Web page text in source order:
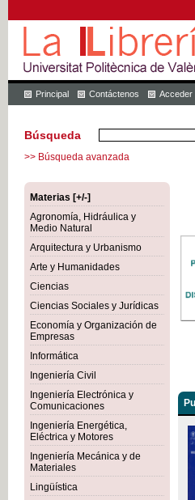
Principal Contáctenos Acceder
Búsqueda
>> Búsqueda avanzada
Materias [+/-]
Agronomía, Hidráulica y
Medio Natural
Arquitectura y Urbanismo
Arte y Humanidades
Ciencias
Ciencias Sociales y Jurídicas
Economía y Organización de
Empresas
Informática
Ingeniería Civil
Ingeniería Electrónica y
Comunicaciones
Ingeniería Energética,
Eléctrica y Motores
Ingeniería Mecánica y de
Materiales
Lingüística